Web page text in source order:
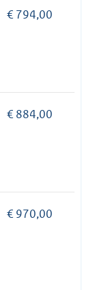
€ 794,00
€ 884,00
€ 970,00